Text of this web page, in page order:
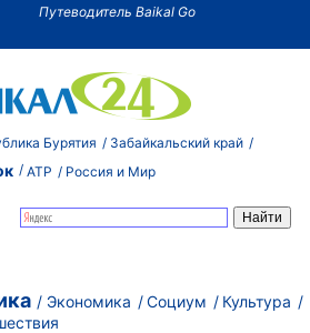
Путеводитель Baikal Go
Бурятия
Забайкальский край
АТР Россия и Мир
Экономика Социум
Культура